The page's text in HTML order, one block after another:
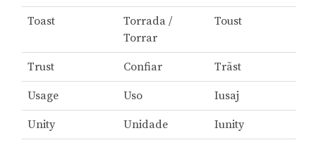
Toast
Torrada /
Torrar
Toust
Trust Confiar Trãst
Usage Uso Iusaj
Unity Unidade Iunity